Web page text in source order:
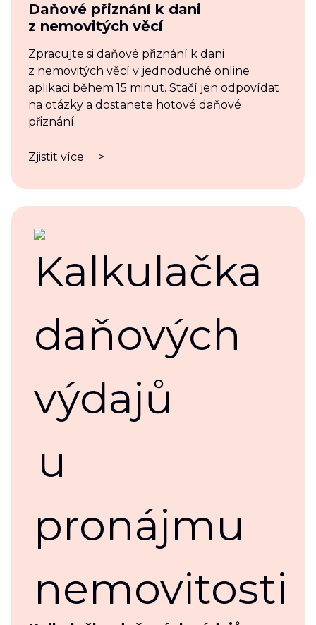
Daňové přiznání k dani
z nemovitých věcí
Zpracujte si daňové přiznání k dani
z nemovitých věcí v jednoduché online
aplikaci během 15 minut. Stačí jen odpovídat
na otázky a dostanete hotové daňové
přiznání.
Zjistit více >